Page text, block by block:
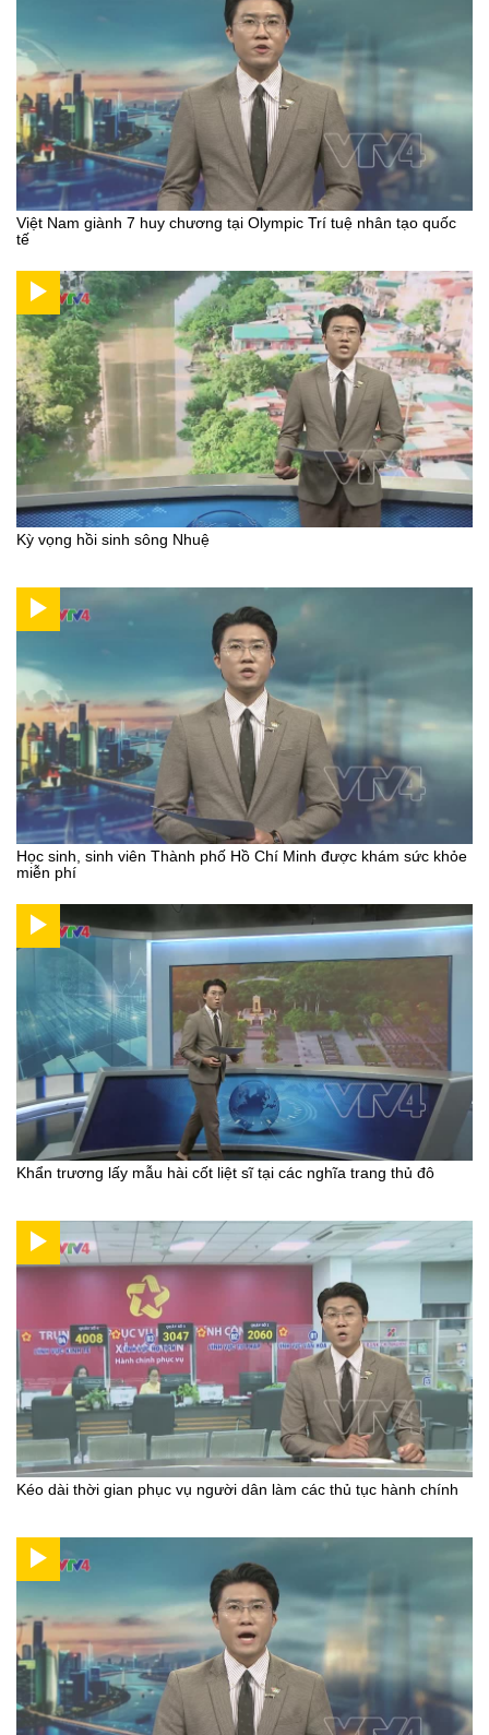
Việt Nam giành 7 huy chương tại Olympic Trí tuệ nhân tạo quốc
tế
Kỳ vọng hồi sinh sông Nhuệ
Học sinh, sinh viên Thành phố Hồ Chí Minh được khám sức khỏe
miễn phí
Khẩn trương lấy mẫu hài cốt liệt sĩ tại các nghĩa trang thủ đô
Kéo dài thời gian phục vụ người dân làm các thủ tục hành chính